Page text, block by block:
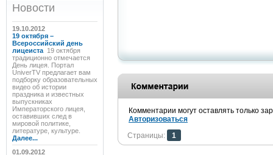
Новости
19.10.2012
19 октября –
Всероссийский день
лицеиста 19 октября
традиционно отмечается
День лицея. Портал
UniverTV предлагает вам
подборку образовательных
видео об истории
праздника и известных
выпускниках
Императорского лицея,
оставивших след в
мировой политике,
литературе, культуре.
Далее...
01.09.2012
Комментарии могут оставлять только
Авторизоваться
Страницы:
1